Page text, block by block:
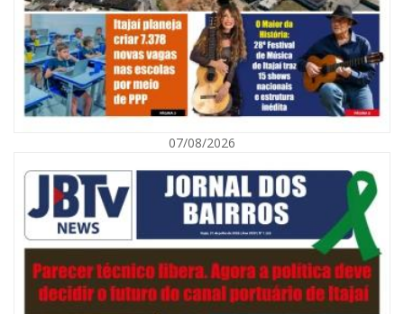
Município de Itajaí entrega títulos de propriedade a famílias da Itaipava
pelo Programa Lar Legal
CULTURA
07/08/2026